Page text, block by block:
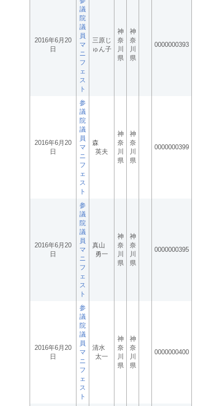
2016年6月20
日
議
院
議
員
マ
ニ
フ
ェ
ス
ト
三原じ
ゅん子
神
奈
川
県
神
奈
川
県
0000000393
2016年6月20
日
参
議
院
議
員
マ
ニ
フ
ェ
ス
ト
森
英夫
神
奈
川
県
神
奈
川
県
0000000399
2016年6月20
日
参
議
院
議
員
マ
ニ
フ
ェ
ス
ト
真山
勇一
神
奈
川
県
神
奈
川
県
0000000395
2016年6月20
日
参
議
院
議
員
マ
ニ
フ
ェ
ス
ト
清水
太一
神
奈
川
県
神
奈
川
県
0000000400